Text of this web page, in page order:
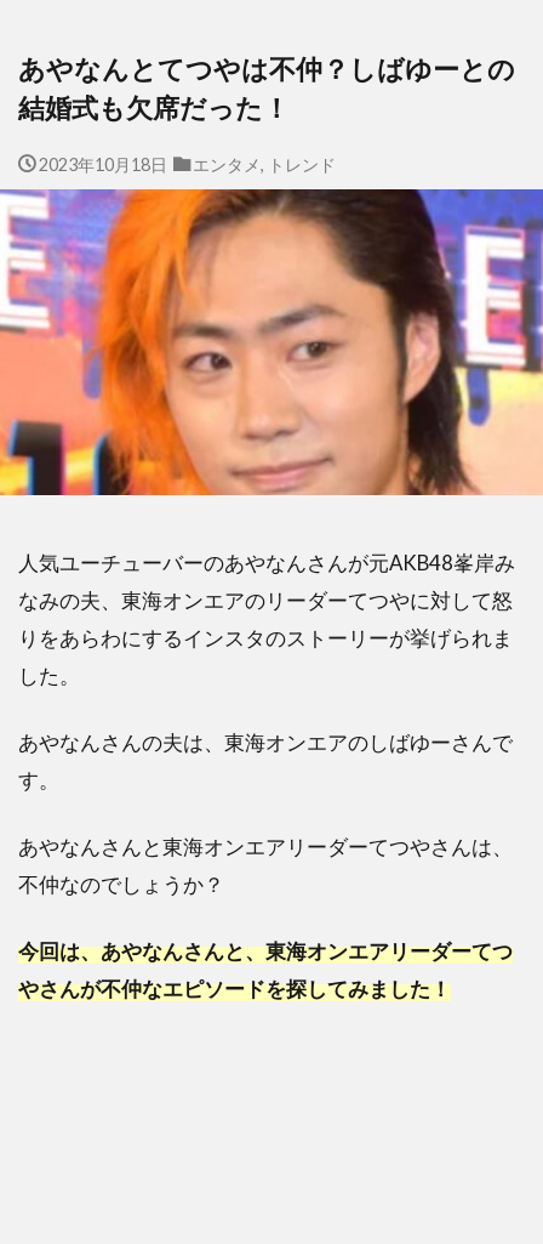
あやなんとてつやは不仲？しばゆーとの
結婚式も欠席だった！
2023年10月18日 エンタメ, トレンド
人気ユーチューバーのあやなんさんが元AKB48峯岸み
なみの夫、東海オンエアのリーダーてつやに対して怒
りをあらわにするインスタのストーリーが挙げられま
した。
あやなんさんの夫は、東海オンエアのしばゆーさんで
す。
あやなんさんと東海オンエアリーダーてつやさんは、
不仲なのでしょうか？
今回は、あやなんさんと、東海オンエアリーダーてつ
やさんが不仲なエピソードを探してみました！